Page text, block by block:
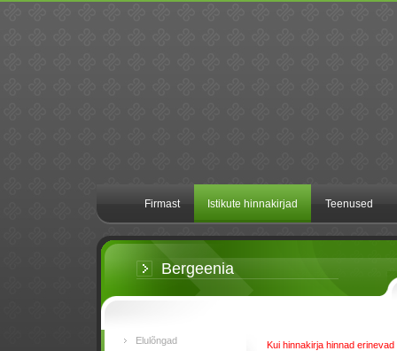
Firmast Istikute hinnakirjad Teenused
Bergeenia
Elulõngad Kui hinnakirja hinnad